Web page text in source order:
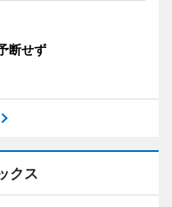
断せず
クス